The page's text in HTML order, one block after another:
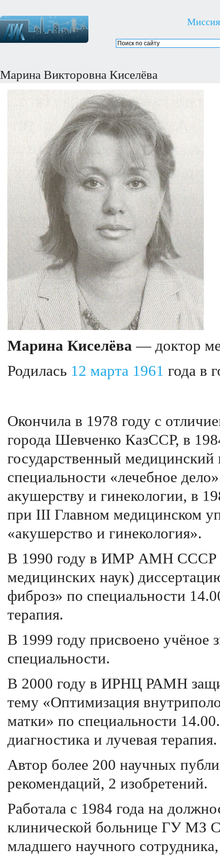
Миссия
Марина Викторовна Киселёва
Марина Киселёва — доктор
Родилась 12 марта 1961 года в
Окончила в 1978 году с
города Шевченко КазССР, в
государственный
специальности «лечебное
акушерству и гинекологии, в
при III Главном медицинском
«акушерство и гинекология».
В 1990 году в ИМР АМН СССР
медицинских наук)
фиброз» по специальности
терапия.
В 1999 году присвоено учёное
специальности.
В 2000 году в ИРНЦ РАМН
тему «Оптимизация
матки» по специальности
диагностика и лучевая терапия.
Автор более 200 научных
рекомендаций, 2 изобретений.
Работала с 1984 года на
клинической больнице ГУ МЗ
младшего научного